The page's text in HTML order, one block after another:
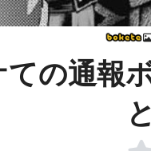
ての通報